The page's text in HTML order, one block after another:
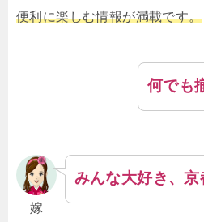
便利に楽しむ情報が満載です。
何でも
嫁
みんな大好き、京